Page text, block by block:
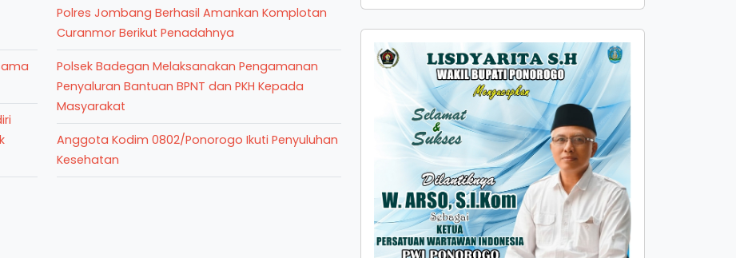
Polres Jombang Berhasil Amankan Komplotan
Curanmor Berikut Penadahnya
Polsek Badegan Melaksanakan Pengamanan
Penyaluran Bantuan BPNT dan PKH Kepada
Masyarakat
Anggota Kodim 0802/Ponorogo Ikuti Penyuluhan
Kesehatan